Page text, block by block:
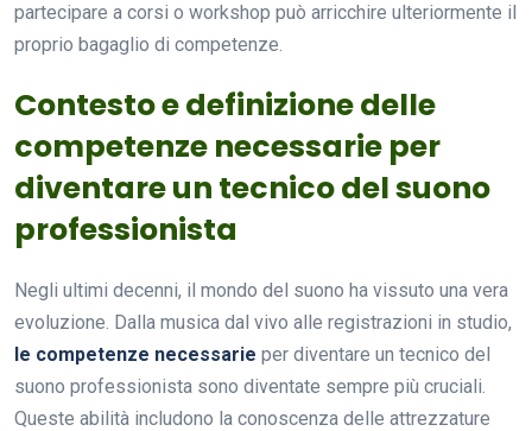
partecipare a corsi o workshop può arricchire ulteriormente il
proprio bagaglio di competenze.
Contesto e definizione delle
competenze necessarie per
diventare un tecnico del suono
professionista
Negli ultimi decenni, il mondo del suono ha vissuto una vera
evoluzione. Dalla musica dal vivo alle registrazioni in studio,
le competenze necessarie per diventare un tecnico del
suono professionista sono diventate sempre più cruciali.
Queste abilità includono la conoscenza delle attrezzature